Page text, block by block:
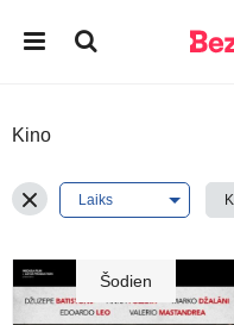
Kino
Šodien